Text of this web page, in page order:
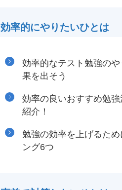
効率的にやりたいひとは
効率的なテスト勉強の
果を出そう
効率の良いおすすめ勉
紹介！
勉強の効率を上げるた
ング6つ